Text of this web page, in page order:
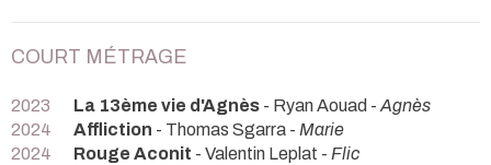
COURT MÉTRAGE
2023 La 13ème vie d'Agnès - Ryan Aouad - Agnès
2024
Affliction - Thomas Sgarra - Marie
2024
Rouge Aconit - Valentin Leplat - Flic